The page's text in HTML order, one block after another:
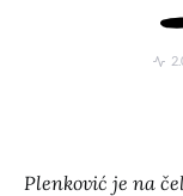
Plenković je na